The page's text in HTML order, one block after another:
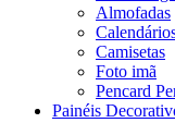
Almofadas
Camisetas
Foto imã
Pencard
Painéis